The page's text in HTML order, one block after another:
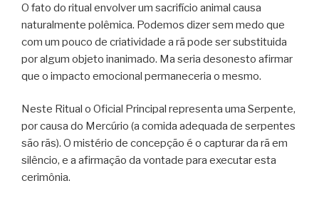
O fato do ritual envolver um sacrifício animal causa
naturalmente polêmica. Podemos dizer sem medo que
com um pouco de criatividade a rã pode ser substituida
por algum objeto inanimado. Ma seria desonesto afirmar
que o impacto emocional permaneceria o mesmo.
Neste Ritual o Oficial Principal representa uma Serpente,
por causa do Mercúrio (a comida adequada de serpentes
são rãs). O mistério de concepção é o capturar da rã em
silêncio, e a afirmação da vontade para executar esta
cerimônia.